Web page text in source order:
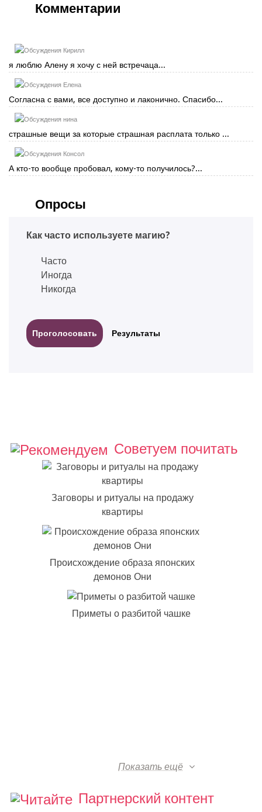
Комментарии
Кирилл
я люблю Алену я хочу с ней встречаца...
Елена
Согласна с вами, все доступно и лаконично. Спасибо...
нина
страшные вещи за которые страшная расплата только ...
Консол
А кто-то вообще пробовал, кому-то получилось?...
Опросы
Как часто используете магию?
Часто
Иногда
Никогда
Результаты
Советуем почитать
Заговоры и ритуалы на продажу
квартиры
Происхождение образа японских
демонов Они
Приметы о разбитой чашке
Показать ещё
Партнерский контент